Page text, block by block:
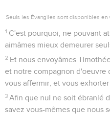
Seuls les Évangiles sont disponibles en
1 C'est pourquoi, ne pouvant
aimâmes mieux demeurer
2 Et nous envoyâmes
et notre compagnon d'oeuvre
vous affermir, et vous
3 Afin que nul ne soit ébranlé
savez vous-mêmes que nous